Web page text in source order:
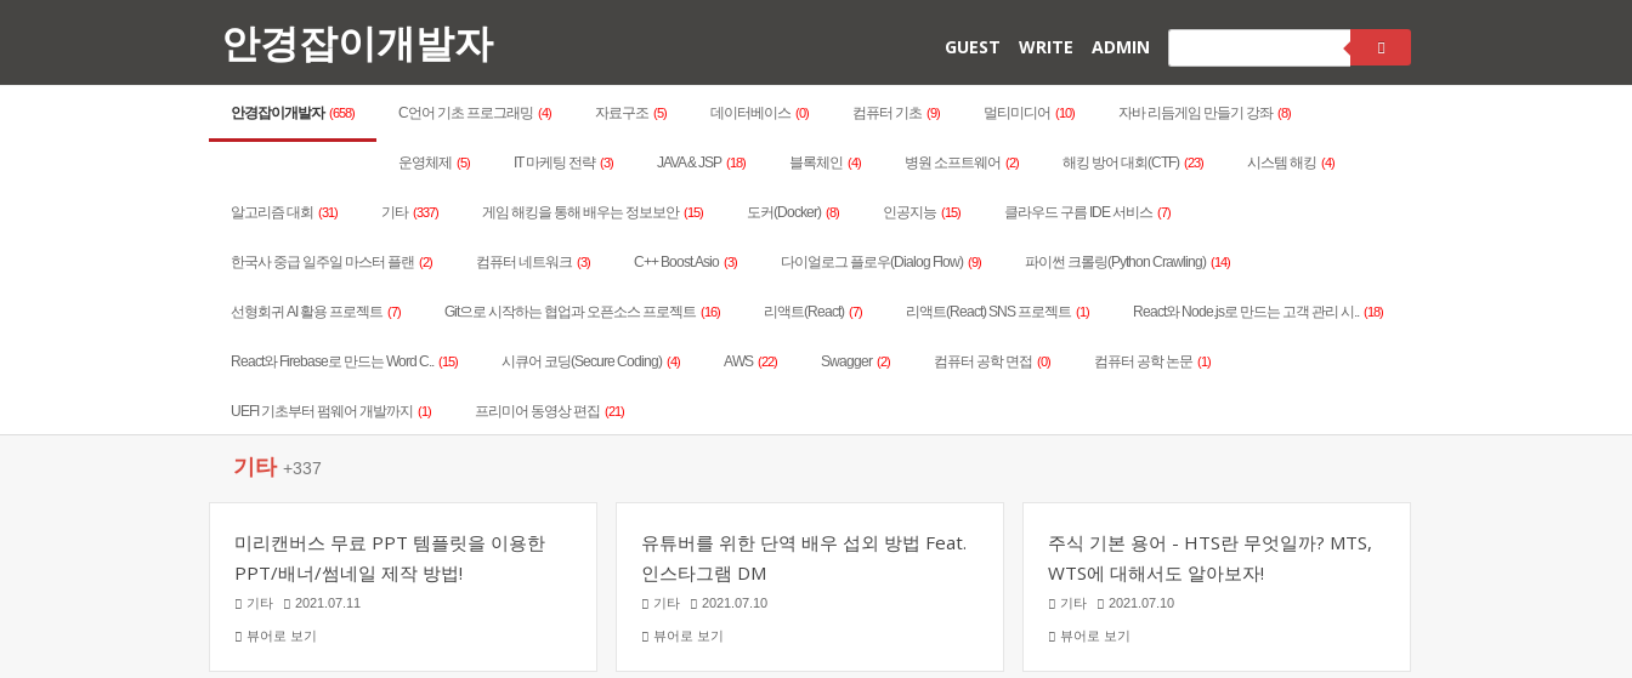
안경잡이개발자 GUEST WRITE ADMIN
안경잡이개발자(658) C언어 기초 프로그래밍 (4) 자료구조 (5) 데이터베이스 (0) 컴퓨터 기초 (9) 멀티미디어 (10) 자바 리듬게임 만들기 강좌 (8)
운영체제 (5) IT 마케팅 전략 (3) JAVA & JSP (18) 블록체인 (4) 병원 소프트웨어 (2) 해킹 방어 대회(CTF) (23) 시스템 해킹 (4)
알고리즘 대회 (31) 기타 (337) 게임 해킹을 통해 배우는 정보보안 (15) 도커(Docker) (8) 인공지능 (15) 클라우드 구름 IDE 서비스 (7)
한국사 중급 일주일 마스터 플랜 (2) 컴퓨터 네트워크 (3) C++ Boost.Asio (3) 다이얼로그 플로우(Dialog Flow) (9) 파이썬 크롤링(Python Crawling) (14)
선형회귀 AI 활용 프로젝트 (7) Git으로 시작하는 협업과 오픈소스 프로젝트 (16) 리액트(React) (7) 리액트(React) SNS 프로젝트 (1) React와 Node.js로 만드는 고객 관리 시.. (18)
React와 Firebase로 만드는 Word C.. (15) 시큐어 코딩(Secure Coding) (4) AWS (22) Swagger (2) 컴퓨터 공학 면접 (0) 컴퓨터 공학 논문 (1)
UEFI 기초부터 펌웨어 개발까지 (1) 프리미어 동영상 편집 (21)
기타 +337
미리캔버스 무료 PPT 템플릿을 이용한
PPT/배너/썸네일 제작 방법!
기타 2021.07.11
뷰어로 보기
유튜버를 위한 단역 배우 섭외 방법 Feat.
인스타그램 DM
기타 2021.07.10
뷰어로 보기
주식 기본 용어 - HTS란 무엇일까? MTS,
WTS에 대해서도 알아보자!
기타 2021.07.10
뷰어로 보기